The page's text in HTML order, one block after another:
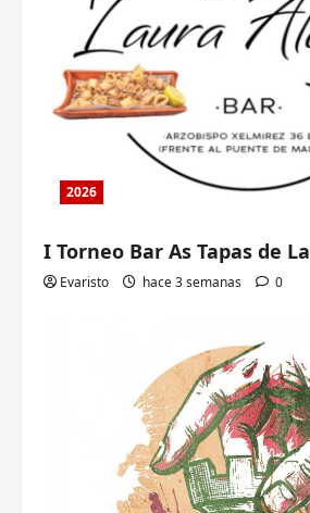
2026
I Torneo Bar As Tapas de
Evaristo hace 3 semanas 0